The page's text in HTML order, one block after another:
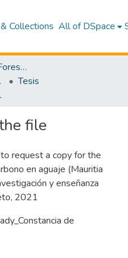
Collections All of DSpace
Facultad de Ciencias Forestales
Tesis
Loreto, 2021
file
request a copy for the
en aguaje (Mauritia
y enseñanza
2021
de